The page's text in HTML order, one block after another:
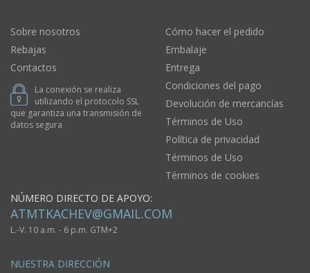
Sobre nosotros
Rebajas
Contactos
La conexión se realiza
utilizando el protocolo SSL
que garantiza una transmisión de
datos segura
Cómo hacer el pedido
Embalaje
Entrega
Condiciones del pago
Devolución de mercancías
Términos de Uso
Política de privacidad
Términos de Uso
Términos de cookies
NÚMERO DIRECTO DE APOYO:
ATMTKACHEV@GMAIL.COM
L.-V. 10 a.m. - 6 p.m. GTM+2
NUESTRA DIRECCIÓN